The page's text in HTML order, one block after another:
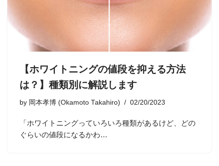
【ホワイトニングの値段を抑える方法
は？】種類別に解説します
by 岡本孝博 (Okamoto Takahiro) 02/20/2023
「ホワイトニングっていろいろ種類があるけど、どの
ぐらいの値段になるかわ…